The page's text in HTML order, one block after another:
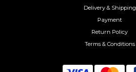
Delivery & Shipping
Payment
Return Policy
Terms & Conditions